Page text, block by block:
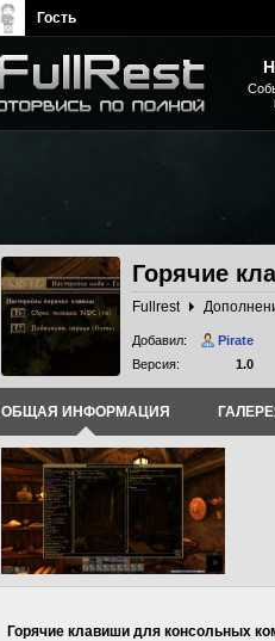
Горячие
Fullrest
Добавил:
Pirate
Версия:
1.0
ОБЩАЯ ИНФОРМАЦИЯ
Горячие клавиши для консольных
Гость